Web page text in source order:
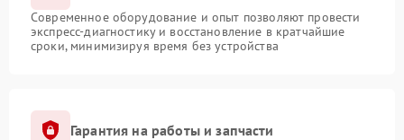
Современное оборудование и опыт позволяют провести
экспресс-диагностику и восстановление в кратчайшие
сроки, минимизируя время без устройства
Гарантия на работы и запчасти